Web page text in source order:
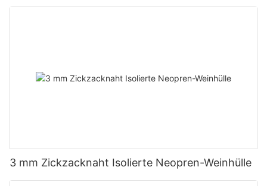
3 mm Zickzacknaht Isolierte Neopren-Weinhülle